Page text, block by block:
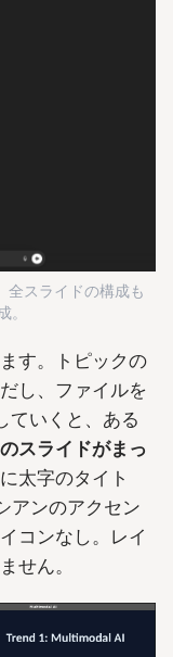
スライドの構成も
。
す。トピックの
し、ファイルを
ていくと、ある
スライドがまっ
太字のタイト
アンのアクセン
コンなし。レイ
せん。